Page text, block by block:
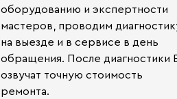
оборудованию и экспертности
мастеров, проводим
на выезде и в сервисе в день
обращения. После диагностики
озвучат точную стоимость
ремонта.